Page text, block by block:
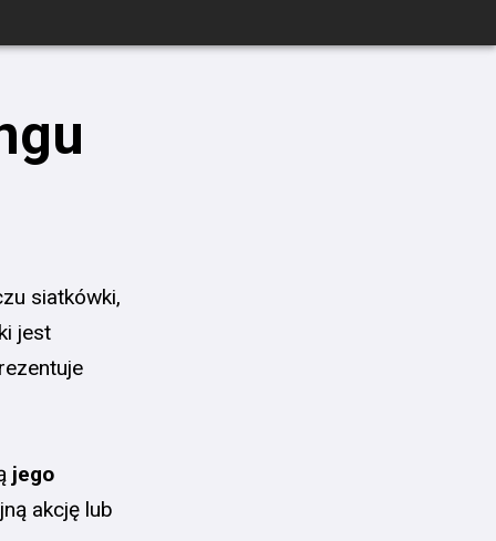
siatkówki,
jest
jego
akcję lub